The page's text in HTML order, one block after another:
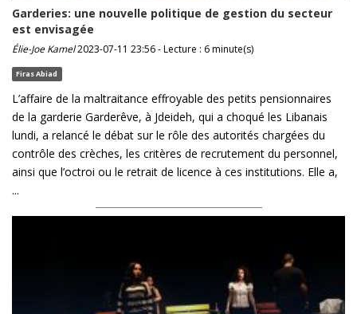
Garderies: une nouvelle politique de gestion du secteur
est envisagée
Élie-Joe Kamel2023-07-11 23:56 - Lecture : 6 minute(s)
Firas Abiad
L’affaire de la maltraitance effroyable des petits pensionnaires
de la garderie Garderêve, à Jdeideh, qui a choqué les Libanais
lundi, a relancé le débat sur le rôle des autorités chargées du
contrôle des crèches, les critères de recrutement du personnel,
ainsi que l’octroi ou le retrait de licence à ces institutions. Elle a,
...